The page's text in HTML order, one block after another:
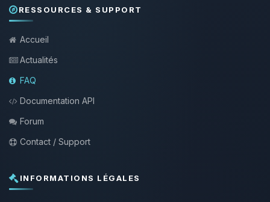
RESSOURCES & SUPPORT
Accueil
Actualités
FAQ
Documentation API
Forum
Contact / Support
INFORMATIONS LÉGALES